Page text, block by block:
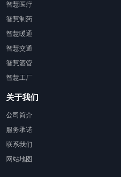
智慧医疗
智慧制药
智慧暖通
智慧交通
智慧酒管
智慧工厂
关于我们
公司简介
服务承诺
联系我们
网站地图